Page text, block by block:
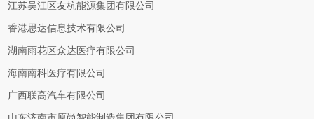
江苏吴江区友杭能源集团有限公司
香港思达信息技术有限公司
湖南雨花区众达医疗有限公司
海南南科医疗有限公司
广西联高汽车有限公司